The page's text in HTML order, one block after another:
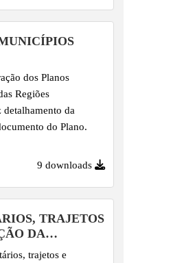
dos Planos
Regiões
da
do Plano.
9 downloads
TRAJETOS
DA
trajetos e